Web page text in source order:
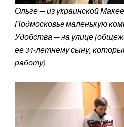
Ольге — из украинской
Подмосковье маленькую
Удобства — на улице
ее 34-летнему сыну,
работу)